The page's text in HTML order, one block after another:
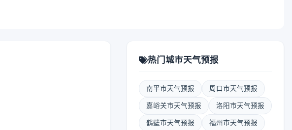
热门城市天气预报
南平市天气预报 周口市天气预报
嘉峪关市天气预报 洛阳市天气预报
鹤壁市天气预报 福州市天气预报